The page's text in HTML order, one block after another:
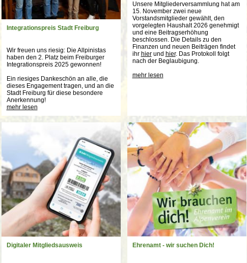
Integrationspreis Stadt Freiburg
Wir freuen uns riesig: Die Allpinistas
haben den 2. Platz beim Freiburger
Integrationspreis 2025 gewonnen!
Ein riesiges Dankeschön an alle, die
dieses Engagement tragen, und an die
Stadt Freiburg für diese besondere
Anerkennung!
mehr lesen
Unsere Mitgliederversammlung hat am
15. November zwei neue
Vorstandsmitglieder gewählt, den
vorgelegten Haushalt 2026 genehmigt
und eine Beitragserhöhung
beschlossen. Die Details zu den
Finanzen und neuen Beiträgen findet
ihr hierund hier. Das Protokoll folgt
nach der Beglaubigung.
mehr lesen
Digitaler Mitgliedsausweis Ehrenamt - wir suchen Dich!